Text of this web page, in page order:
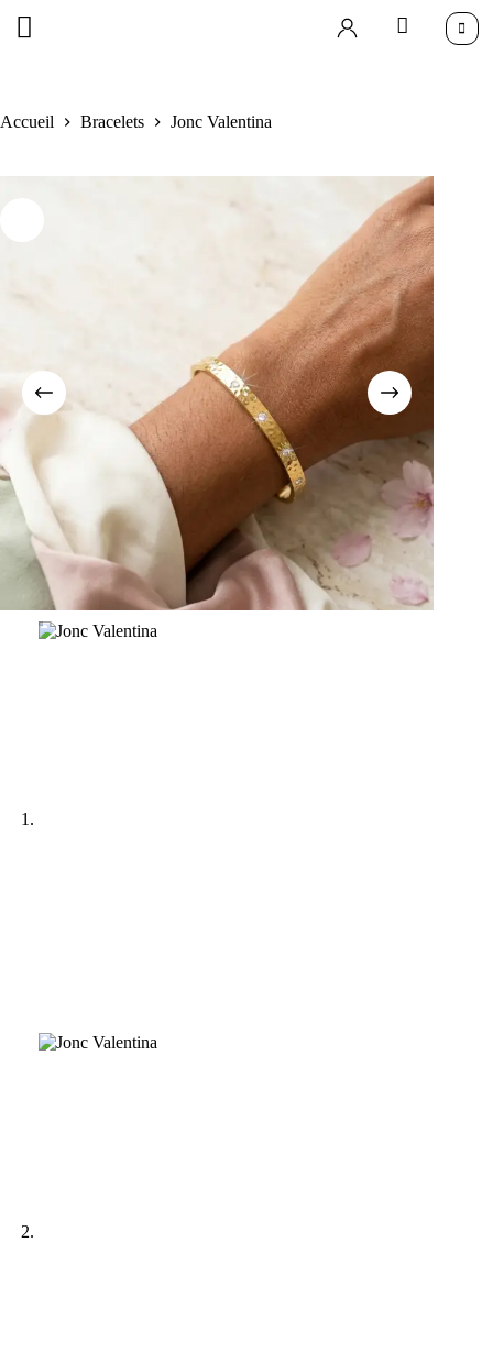
Accueil Bracelets Jonc Valentina